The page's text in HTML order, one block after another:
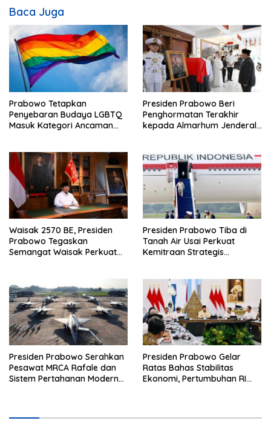
p
s
Baca Juga
Prabowo Tetapkan
Penyebaran Budaya LGBTQ
Masuk Kategori Ancaman
Presiden Prabowo Beri
Penghormatan Terakhir
kepada Almarhum Jenderal
Waisak 2570 BE, Presiden
Prabowo Tegaskan
Semangat Waisak Perkuat
Presiden Prabowo Tiba di
Tanah Air Usai Perkuat
Kemitraan Strategis
Presiden Prabowo Serahkan
Pesawat MRCA Rafale dan
Sistem Pertahanan Modern
Presiden Prabowo Gelar
Ratas Bahas Stabilitas
Ekonomi, Pertumbuhan RI